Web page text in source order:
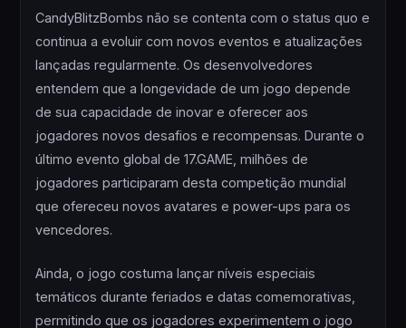
CandyBlitzBombs não se contenta com o status quo e
continua a evoluir com novos eventos e atualizações
lançadas regularmente. Os desenvolvedores
entendem que a longevidade de um jogo depende
de sua capacidade de inovar e oferecer aos
jogadores novos desafios e recompensas. Durante o
último evento global de 17.GAME, milhões de
jogadores participaram desta competição mundial
que ofereceu novos avatares e power-ups para os
vencedores.
Ainda, o jogo costuma lançar níveis especiais
temáticos durante feriados e datas comemorativas,
permitindo que os jogadores experimentem o jogo